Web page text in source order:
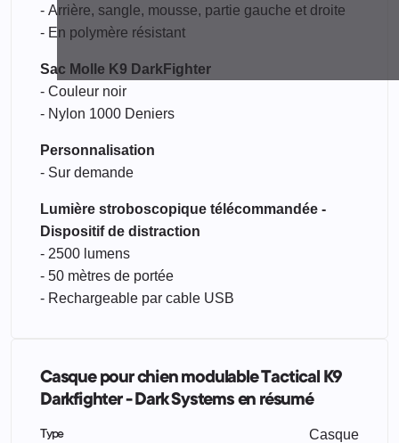
- Arrière, sangle, mousse, partie gauche et droite
- En polymère résistant
Sac Molle K9 DarkFighter
- Couleur noir
- Nylon 1000 Deniers
Personnalisation
- Sur demande
Lumière stroboscopique télécommandée -
Dispositif de distraction
- 2500 lumens
- 50 mètres de portée
- Rechargeable par cable USB
Casque pour chien modulable Tactical K9
Darkfighter - Dark Systems en résumé
Type Casque